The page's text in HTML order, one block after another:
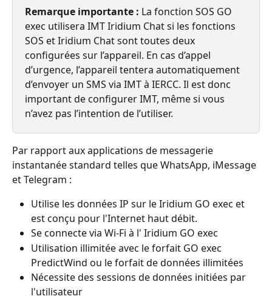
Remarque importante : La fonction SOS GO
exec utilisera IMT Iridium Chat si les fonctions
SOS et Iridium Chat sont toutes deux
configurées sur l’appareil. En cas d’appel
d’urgence, l’appareil tentera automatiquement
d’envoyer un SMS via IMT à IERCC. Il est donc
important de configurer IMT, même si vous
n’avez pas l’intention de l’utiliser.
Par rapport aux applications de messagerie
instantanée standard telles que WhatsApp, iMessage
et Telegram :
Utilise les données IP sur le Iridium GO exec et
est conçu pour l'Internet haut débit.
Se connecte via Wi-Fi à l' Iridium GO exec
Utilisation illimitée avec le forfait GO exec
PredictWind ou le forfait de données illimitées
Nécessite des sessions de données initiées par
l'utilisateur